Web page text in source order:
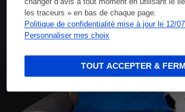
les traceurs » en bas de chaque page.
Politique de confidentialité mise à jour le 12/
Personnaliser mes choix
TOUT ACCEPTER &